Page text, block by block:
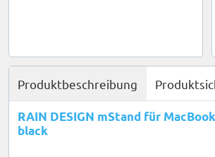
Produktbeschreibung
RAIN DESIGN mStand für
black